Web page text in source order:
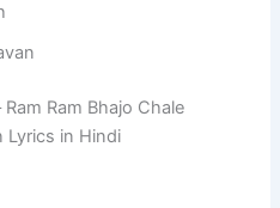
Ram Ram Bhajo Chale
Lyrics in Hindi